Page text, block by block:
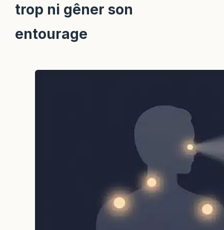
trop ni gêner son
entourage